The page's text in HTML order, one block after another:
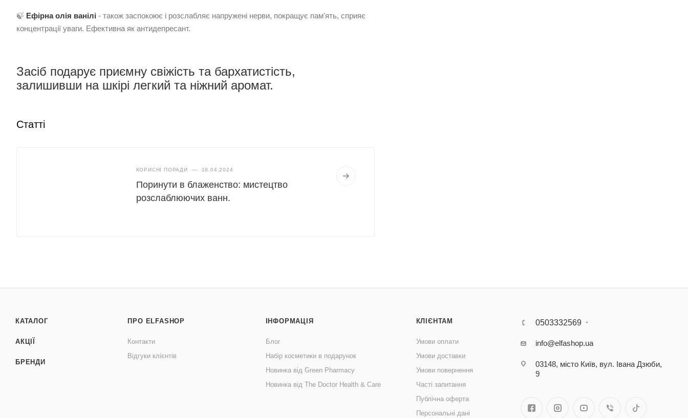
🍃 Ефірна олія ванілі - також заспокоює і розслабляє напружені нерви, покращує пам'ять, сприяє
концентрації уваги. Ефективна як антидепресант.
Засіб подарує приємну свіжість та бархатистість,
залишивши на шкірі легкий та ніжний аромат.
Статті
КОРИСНІ ПОРАДИ — 18.04.2024
Поринути в блаженство: мистецтво
розслаблюючих ванн.
КАТАЛОГ
АКЦІЇ
БРЕНДИ
ПРО ELFASHOP
Контакти
Відгуки клієнтів
ІНФОРМАЦІЯ
Блог
Набір косметики в подарунок
Новинка від Green Pharmacy
Новинка від The Doctor Health & Care
КЛІЄНТАМ
Умови оплати
Умови доставки
Умови повернення
Часті запитання
Публічна оферта
Персональні дані
0503332569
info@elfashop.ua
03148, місто Київ, вул. Івана Дзюби,
9